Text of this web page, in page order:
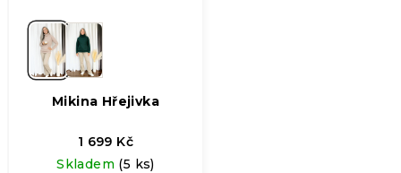
Mikina Hřejivka
1 699 Kč
Skladem (5 ks)